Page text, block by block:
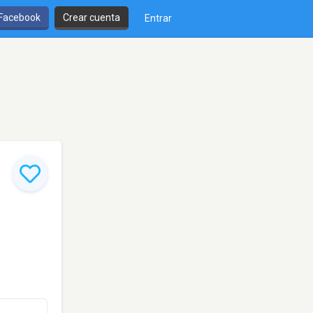
Crear cuenta Entrar